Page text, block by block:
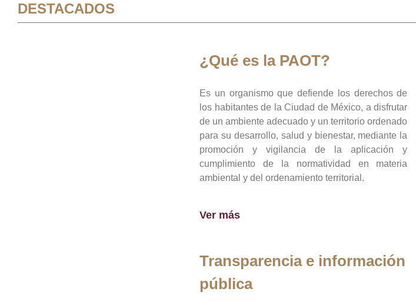
DESTACADOS
¿Qué es la PAOT?
Es un organismo que defiende los derechos de
los habitantes de la Ciudad de México, a disfrutar
de un ambiente adecuado y un territorio ordenado
para su desarrollo, salud y bienestar, mediante la
promoción y vigilancia de la aplicación y
cumplimiento de la normatividad en materia
ambiental y del ordenamiento territorial.
Ver más
Transparencia e información
pública